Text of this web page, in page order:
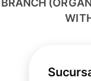
BRANCH